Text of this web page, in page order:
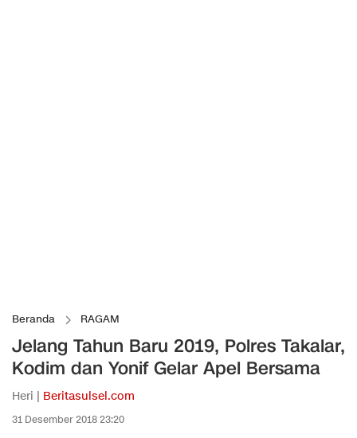
Beranda RAGAM
Jelang Tahun Baru 2019, Polres Takalar,
Kodim dan Yonif Gelar Apel Bersama
Heri | Beritasulsel.com
31 Desember 2018 23:20